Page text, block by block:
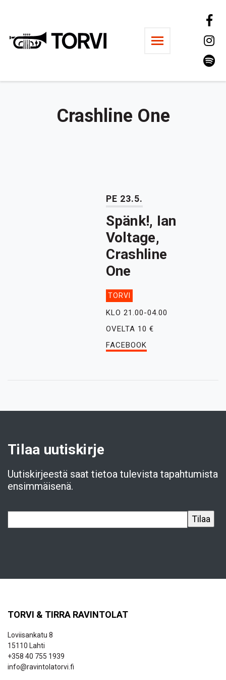
Ravintola Torvi
Crashline One
PE 23.5.
Spänk!, Ian
Voltage,
Crashline
One
TORVI
KLO 21.00-04.00
OVELTA 10 €
FACEBOOK
Tilaa uutiskirje
Uutiskirjeestä saat tietoa tulevista tapahtumista
ensimmäisenä.
TORVI & TIRRA RAVINTOLAT
Loviisankatu 8
15110 Lahti
+358 40 755 1939
info@ravintolatorvi.fi